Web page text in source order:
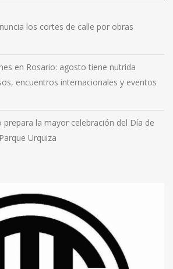
los cortes de calle por obras
en Rosario: agosto tiene nutrida
encuentros internacionales y eventos
prepara la mayor celebración del Día de
Urquiza